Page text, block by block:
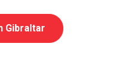
Gibraltar